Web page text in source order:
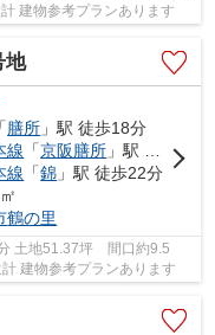
建物参考プランあります
地
「膳所 」駅 徒歩18分
線 「京阪膳所 」駅 徒歩18分
線 「錦 」駅 徒歩22分
鶴の里
土地51.37坪 間口約9.5
建物参考プランあります